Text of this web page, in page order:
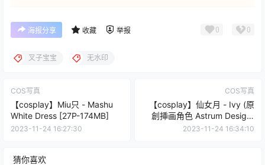
海报分享 收藏 举报 0 0
叉子宝宝 无水印
COS写真
【cosplay】Miu只 - Mashu
White Dress [27P-174MB]
2023-11-24 16:27:30
COS写真
【cosplay】仙女月 - Ivy (原
創挿画角色 Astrum Design)
[48P1V - 746MB]
2023-11-24 16:34:10
猜你喜欢